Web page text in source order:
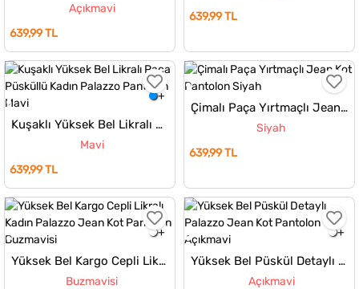
Açıkmavi
639,99 TL
639,99 TL
Kuşaklı Yüksek Bel Likralı Paça Püsküllü Kadın Palazzo Pantolon
Mavi
639,99 TL
Çimalı Paça Yırtmaçlı Jean Kot Pantolon
Siyah
639,99 TL
Yüksek Bel Kargo Cepli Likralı Kadın Palazzo Jean Kot Pantolon
Buzmavisi
Yüksek Bel Püskül Detaylı Palazzo Jean Kot Pantolon
Açıkmavi